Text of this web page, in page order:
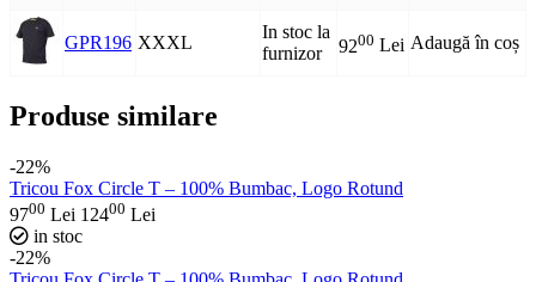
GPR196 XXXL
In stoc la
furnizor
9200 Lei Adaugă în coș
Produse similare
-22%
Tricou Fox Circle T – 100% Bumbac, Logo Rotund
9700 Lei 12400 Lei
in stoc
-22%